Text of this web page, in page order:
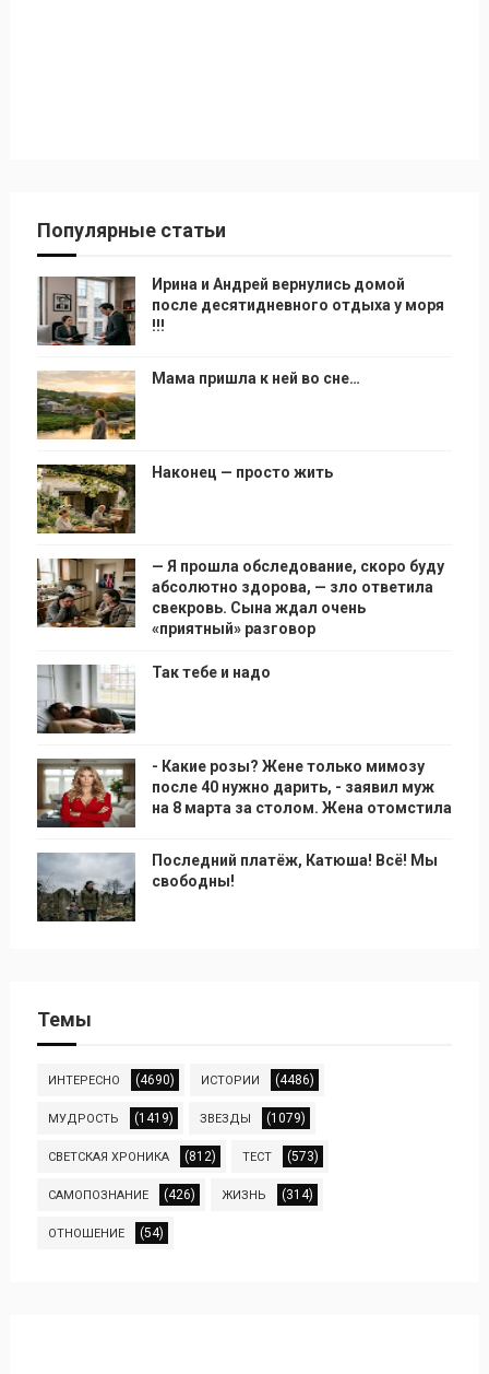
Популярные статьи
Ирина и Андрей вернулись домой
после десятидневного отдыха у моря
!!!
Мама пришла к ней во сне…
Наконец — просто жить
— Я прошла обследование, скоро буду
абсолютно здорова, — зло ответила
свекровь. Сына ждал очень
«приятный» разговор
Так тебе и надо
- Какие розы? Жене только мимозу
после 40 нужно дарить, - заявил муж
на 8 марта за столом. Жена отомстила
Последний платёж, Катюша! Всё! Мы
свободны!
Темы
ИНТЕРЕСНО (4690) ИСТОРИИ (4486)
МУДРОСТЬ (1419) ЗВЕЗДЫ (1079)
СВЕТСКАЯ ХРОНИКА (812) ТЕСТ (573)
САМОПОЗНАНИЕ (426) ЖИЗНЬ (314)
ОТНОШЕНИЕ (54)